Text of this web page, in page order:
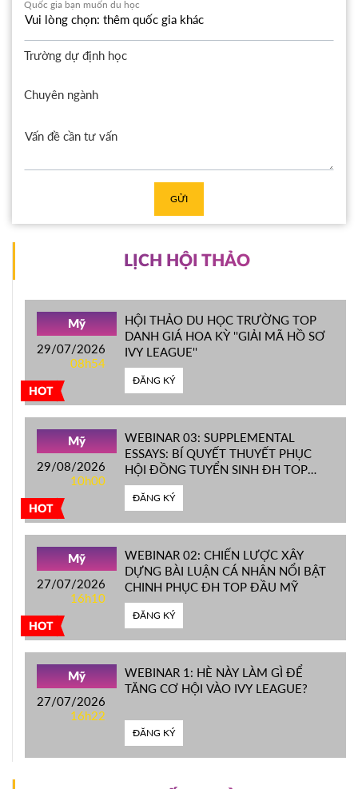
Quốc gia bạn muốn du học
Trường dự định học
Chuyên ngành
GỬI
LỊCH HỘI THẢO
HOT
Mỹ
29/07/2026
08h54
HỘI THẢO DU HỌC TRƯỜNG TOP
DANH GIÁ HOA KỲ ''GIẢI MÃ HỒ SƠ
IVY LEAGUE''
ĐĂNG KÝ
HOT
Mỹ
29/08/2026
10h00
WEBINAR 03: SUPPLEMENTAL
ESSAYS: BÍ QUYẾT THUYẾT PHỤC
HỘI ĐỒNG TUYỂN SINH ĐH TOP
ĐẦU MỸ
ĐĂNG KÝ
HOT
Mỹ
27/07/2026
16h10
WEBINAR 02: CHIẾN LƯỢC XÂY
DỰNG BÀI LUẬN CÁ NHÂN NỔI BẬT
CHINH PHỤC ĐH TOP ĐẦU MỸ
ĐĂNG KÝ
Mỹ
27/07/2026
16h22
WEBINAR 1: HÈ NÀY LÀM GÌ ĐỂ
TĂNG CƠ HỘI VÀO IVY LEAGUE?
ĐĂNG KÝ